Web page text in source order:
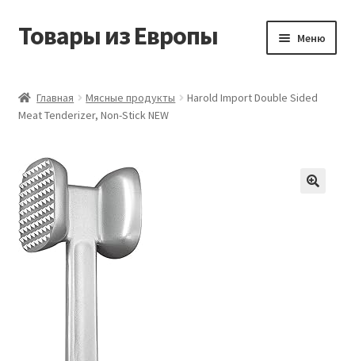
Перейти
Перейти
Товары из Европы Меню
Виды доставки
Заказать товары из Европы
Контакты
Корзина
Мой аккаунт
Оставить отзыв
Главная Мясные продукты
Harold Import Double Sided
Meat Tenderizer, Non-Stick NEW